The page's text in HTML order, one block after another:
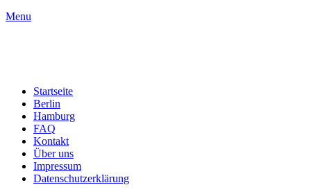
Menu
Startseite
Berlin
Hamburg
FAQ
Kontakt
Über uns
Impressum
Datenschutzerklärung